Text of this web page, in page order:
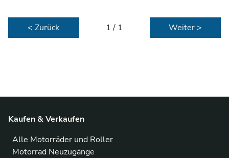
< Zurück 1 / 1 Weiter >
Kaufen & Verkaufen
Alle Motorräder und Roller
Motorrad Neuzugänge